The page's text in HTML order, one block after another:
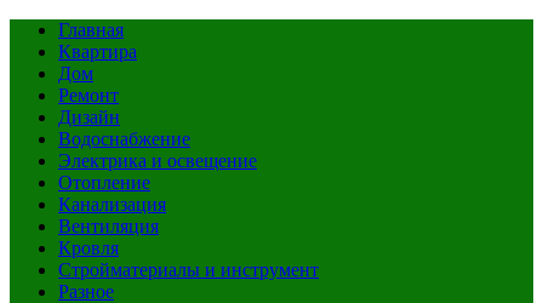
Главная
Квартира
Дом
Ремонт
Дизайн
Водоснабжение
Электрика и освещение
Отопление
Канализация
Вентиляция
Кровля
Стройматериалы и инструмент
Разное